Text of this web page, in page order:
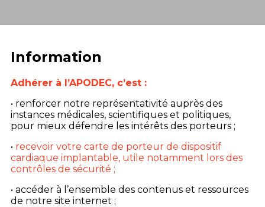
Information
Adhérer à l’APODEC, c’est :
• renforcer notre représentativité auprès des
instances médicales, scientifiques et politiques,
pour mieux défendre les intérêts des porteurs ;
• recevoir votre carte de porteur de dispositif
cardiaque implantable, utile notamment lors des
contrôles de sécurité ;
• accéder à l’ensemble des contenus et ressources
de notre site internet ;